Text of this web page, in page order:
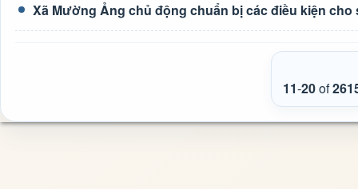
Xã Mường Ảng chủ động chuẩn bị các điều kiện cho
11-20of